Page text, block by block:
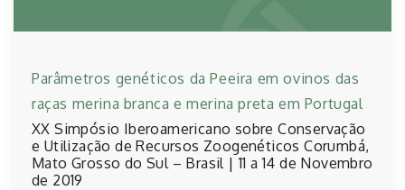
Parâmetros genéticos da Peeira em ovinos das
raças merina branca e merina preta em Portugal
XX Simpósio Iberoamericano sobre Conservação
e Utilização de Recursos Zoogenéticos Corumbá,
Mato Grosso do Sul – Brasil | 11 a 14 de Novembro
de 2019